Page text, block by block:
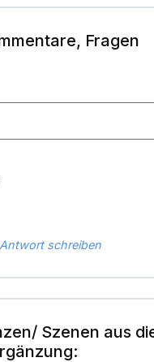
Fragen
Antwort schreiben
Szenen aus